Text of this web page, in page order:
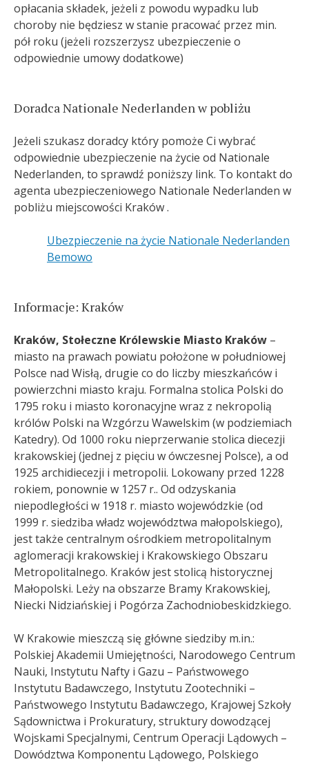
opłacania składek, jeżeli z powodu wypadku lub
choroby nie będziesz w stanie pracować przez min.
pół roku (jeżeli rozszerzysz ubezpieczenie o
odpowiednie umowy dodatkowe)
Doradca Nationale Nederlanden w pobliżu
Jeżeli szukasz doradcy który pomoże Ci wybrać
odpowiednie ubezpieczenie na życie od Nationale
Nederlanden, to sprawdź poniższy link. To kontakt do
agenta ubezpieczeniowego Nationale Nederlanden w
pobliżu miejscowości Kraków .
Ubezpieczenie na życie Nationale Nederlanden
Bemowo
Informacje: Kraków
Kraków, Stołeczne Królewskie Miasto Kraków –
miasto na prawach powiatu położone w południowej
Polsce nad Wisłą, drugie co do liczby mieszkańców i
powierzchni miasto kraju. Formalna stolica Polski do
1795 roku i miasto koronacyjne wraz z nekropolią
królów Polski na Wzgórzu Wawelskim (w podziemiach
Katedry). Od 1000 roku nieprzerwanie stolica diecezji
krakowskiej (jednej z pięciu w ówczesnej Polsce), a od
1925 archidiecezji i metropolii. Lokowany przed 1228
rokiem, ponownie w 1257 r.. Od odzyskania
niepodległości w 1918 r. miasto wojewódzkie (od
1999 r. siedziba władz województwa małopolskiego),
jest także centralnym ośrodkiem metropolitalnym
aglomeracji krakowskiej i Krakowskiego Obszaru
Metropolitalnego. Kraków jest stolicą historycznej
Małopolski. Leży na obszarze Bramy Krakowskiej,
Niecki Nidziańskiej i Pogórza Zachodniobeskidzkiego.
W Krakowie mieszczą się główne siedziby m.in.:
Polskiej Akademii Umiejętności, Narodowego Centrum
Nauki, Instytutu Nafty i Gazu – Państwowego
Instytutu Badawczego, Instytutu Zootechniki –
Państwowego Instytutu Badawczego, Krajowej Szkoły
Sądownictwa i Prokuratury, struktury dowodzącej
Wojskami Specjalnymi, Centrum Operacji Lądowych –
Dowództwa Komponentu Lądowego, Polskiego